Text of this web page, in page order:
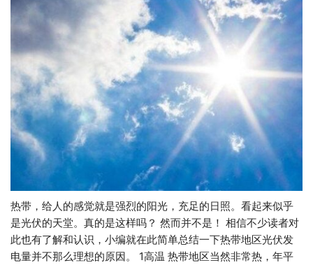
热带，给人的感觉就是强烈的阳光，充足的日照。看起来似乎
是光伏的天堂。真的是这样吗？ 然而并不是！ 相信不少读者对
此也有了解和认识，小编就在此简单总结一下热带地区光伏发
电量并不那么理想的原因。 1高温 热带地区当然非常热，年平